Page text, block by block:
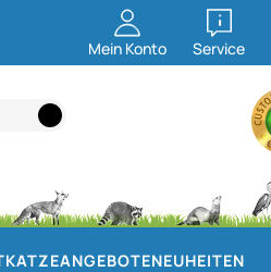
Mein Konto Service
öffnen
KATZEANGEBOTENEUHEITEN